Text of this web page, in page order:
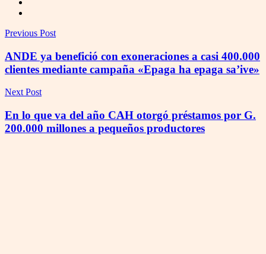
Previous Post
ANDE ya benefició con exoneraciones a casi 400.000
clientes mediante campaña «Epaga ha epaga sa’ive»
Next Post
En lo que va del año CAH otorgó préstamos por G.
200.000 millones a pequeños productores